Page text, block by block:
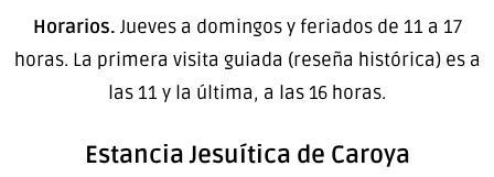
Horarios. Jueves a domingos y feriados de 11 a 17
horas. La primera visita guiada (reseña histórica) es a
las 11 y la última, a las 16 horas.
Estancia Jesuítica de Caroya